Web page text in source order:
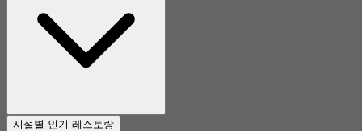
시설별 인기 레스토랑